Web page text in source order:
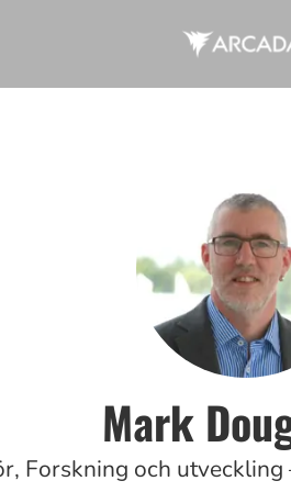
Mark
Forskning och